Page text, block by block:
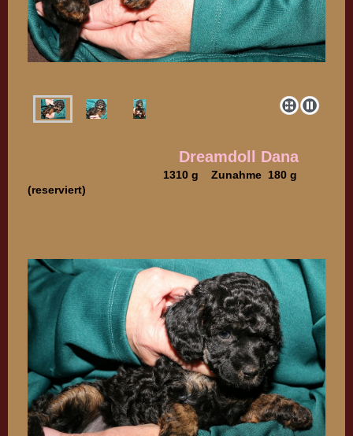
Dreamdoll Dana
1310 g Zunahme 180 g
(reserviert)